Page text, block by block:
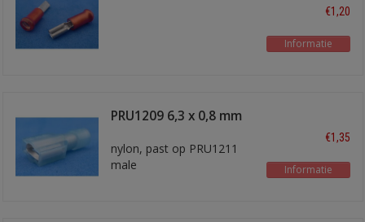
€1,20
Informatie
PRU1209 6,3 x 0,8 mm
nylon, past op PRU1211
male
€1,35
Informatie